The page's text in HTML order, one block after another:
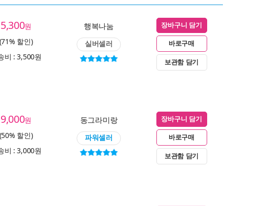
5,300원
(71% 할인)
비 : 3,500원
행복나눔
실버셀러
장바구니 담기
바로구매
보관함 담기
9,000원
(50% 할인)
비 : 3,000원
동그라미랑
파워셀러
장바구니 담기
바로구매
보관함 담기